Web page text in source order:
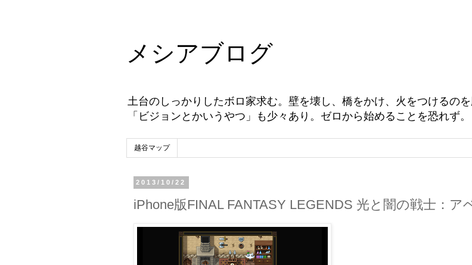
メシアブログ
土台のしっかりしたボロ家求む。壁を壊し、橋をかけ、火をつけるの
「ビジョンとかいうやつ」も少々あり。ゼロから始めることを恐れず。
越谷マップ
2013/10/22
iPhone版FINAL FANTASY LEGENDS 光と闇の戦士：ア